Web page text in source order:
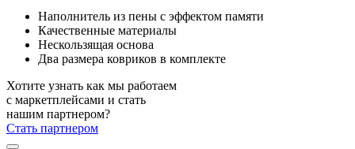
Наполнитель из пены с эффектом памяти
Качественные материалы
Нескользящая основа
Два размера ковриков в комплекте
Хотите узнать как мы работаем
с маркетплейсами и стать
нашим партнером?
Стать партнером